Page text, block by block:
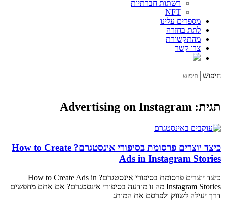
רשתות חברתיות
NFT
מספרים עלינו
לתת בחזרה
מהתקשורת
צרו קשר
חיפוש
תגית: Advertising on Instagram
כיצד יוצרים פרסומת בסיפורי אינסטגרם? How to Create
Ads in Instagram Stories
כיצד יוצרים פרסומת בסיפורי אינסטגרם? How to Create Ads in
Instagram Stories מה זו מודעה בסיפורי אינסטגרם? אם אתם מחפשים
דרך יעילה לשווק ולפרסם את המותג